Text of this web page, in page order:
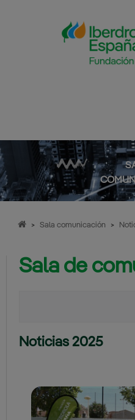
> Sala comunicación >
Sala de
Noticias 2025